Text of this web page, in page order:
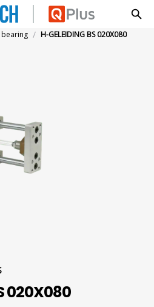
BS 020X080
/ H-GELEIDING BS 020X080
020X080